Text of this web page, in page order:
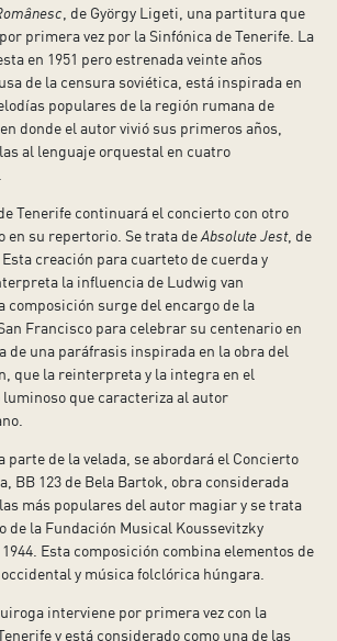
, de György Ligeti, una partitura que
primera vez por la Sinfónica de Tenerife. La
en 1951 pero estrenada veinte años
de la censura soviética, está inspirada en
populares de la región rumana de
donde el autor vivió sus primeros años,
al lenguaje orquestal en cuatro
Tenerife continuará el concierto con otro
en su repertorio. Se trata deAbsolute Jest, de
creación para cuarteto de cuerda y
la influencia de Ludwig van
composición surge del encargo de la
Francisco para celebrar su centenario en
de una paráfrasis inspirada en la obra del
que la reinterpreta y la integra en el
que caracteriza al autor
parte de la velada, se abordará el Concierto
BB 123 de Bela Bartok, obra considerada
más populares del autor magiar y se trata
de la Fundación Musical Koussevitzky
Esta composición combina elementos de
y música folclórica húngara.
interviene por primera vez con la
y está considerado como una de las